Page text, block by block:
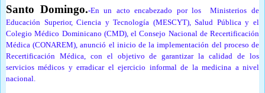
Santo Domingo.-En un acto encabezado por los Ministerios de
Educación Superior, Ciencia y Tecnología (MESCYT), Salud Pública y el
Colegio Médico Dominicano (CMD), el Consejo Nacional de Recertificación
Médica (CONAREM), anunció el inicio de la implementación del proceso de
Recertificación Médica, con el objetivo de garantizar la calidad de los
servicios médicos y erradicar el ejercicio informal de la medicina a nivel
nacional.